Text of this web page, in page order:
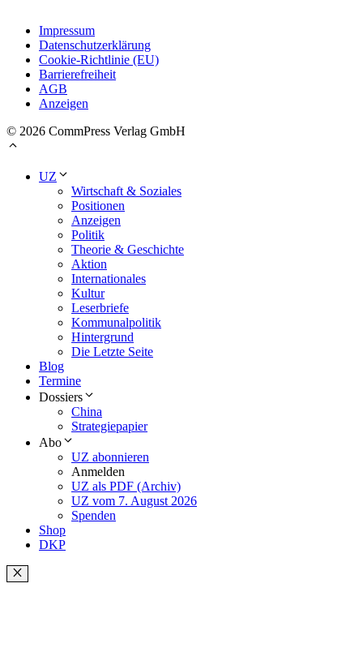
Impressum
Datenschutzerklärung
Cookie-Richtlinie (EU)
Barrierefreiheit
AGB
Anzeigen
© 2026 CommPress Verlag GmbH
UZ
Wirtschaft & Soziales
Positionen
Anzeigen
Politik
Theorie & Geschichte
Aktion
Internationales
Kultur
Leserbriefe
Kommunalpolitik
Hintergrund
Die Letzte Seite
Blog
Termine
Dossiers
China
Strategiepapier
Abo
UZ abonnieren
Anmelden
UZ als PDF (Archiv)
UZ vom 7. August 2026
Spenden
Shop
DKP
Schließen